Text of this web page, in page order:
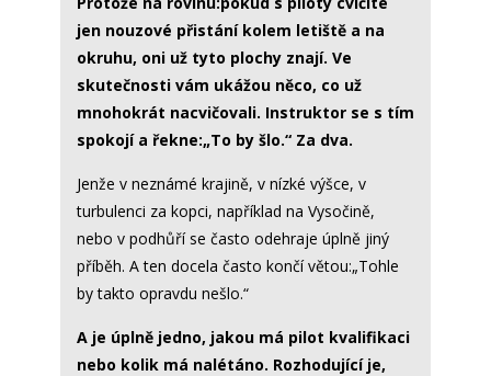
jen nouzové přistání kolem letiště a na
okruhu, oni už tyto plochy znají. Ve
skutečnosti vám ukážou něco, co už
mnohokrát nacvičovali. Instruktor se s tím
spokojí a řekne:„To by šlo.“ Za dva.
Jenže v neznámé krajině, v nízké výšce, v
turbulenci za kopci, například na Vysočině,
nebo v podhůří se často odehraje úplně jiný
příběh. A ten docela často končí větou:„Tohle
by takto opravdu nešlo.“
A je úplně jedno, jakou má pilot kvalifikaci
nebo kolik má nalétáno. Rozhodující je,